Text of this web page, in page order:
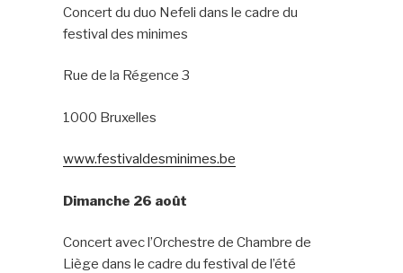
Concert du duo Nefeli dans le cadre du
festival des minimes
Rue de la Régence 3
1000 Bruxelles
www.festivaldesminimes.be
Dimanche 26 août
Concert avec l’Orchestre de Chambre de
Liège dans le cadre du festival de l’été